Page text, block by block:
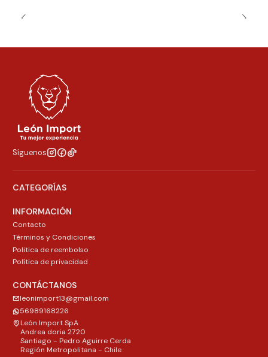
Síguenos
CATEGORÍAS
INFORMACIÓN
Contacto
Términos y Condiciones
Politica de reembolso
Política de privacidad
CONTÁCTANOS
leonimport13@gmail.com
56989168226
León Import SpA
Andrea doria 2720
Santiago - Pedro Aguirre Cerda
Región Metropolitana - Chile